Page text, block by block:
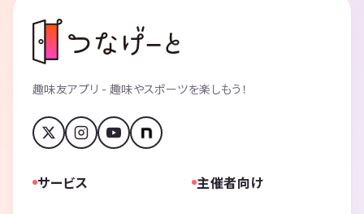
趣味友アプリ - 趣味やスポーツを楽しもう！
サービス 主催者向け